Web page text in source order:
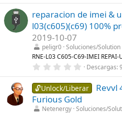
l
l
a
(
s
0
0
e
s
r
e
l
a
(
s
)
reparacion de imei &
l03(c605)(c69) 100%
2019-10-07
peligr0 Soluciones/Solution
RNE-L03 C605-C69-IMEI REPAI-
0
0
0
e
s
t
Descargas 9
🔓Unlock/Liberar
Revvl
Furious Gold
Netenergy Soluciones/